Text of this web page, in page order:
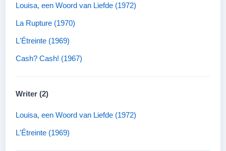
Louisa, een Woord van Liefde (1972)
La Rupture (1970)
L'Étreinte (1969)
Cash? Cash! (1967)
Writer (2)
Louisa, een Woord van Liefde (1972)
L'Étreinte (1969)